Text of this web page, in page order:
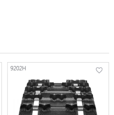
9202H